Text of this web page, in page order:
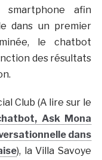
afin
dans un premier
le chatbot
des résultats
Club (A lire sur le
Ask Mona
dans
), la Villa Savoye